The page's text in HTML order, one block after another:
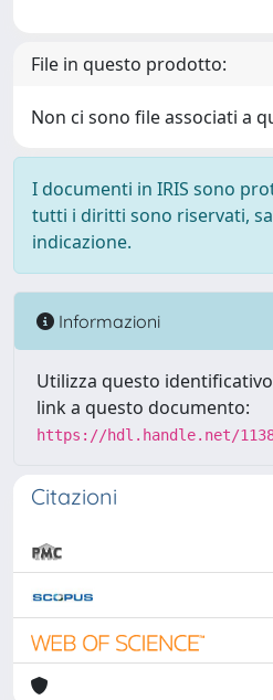
File in questo prodotto:
Non ci sono file associati a
I documenti in IRIS sono
tutti i diritti sono riservati,
indicazione.
Informazioni
Utilizza questo
link a questo documento:
https://hdl.handle.net/
Citazioni